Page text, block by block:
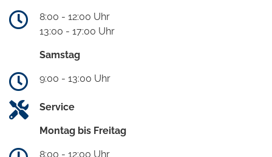
8:00 - 12:00 Uhr
13:00 - 17:00 Uhr
Samstag
9:00 - 13:00 Uhr
Service
Montag bis Freitag
8:00 - 12:00 Uhr